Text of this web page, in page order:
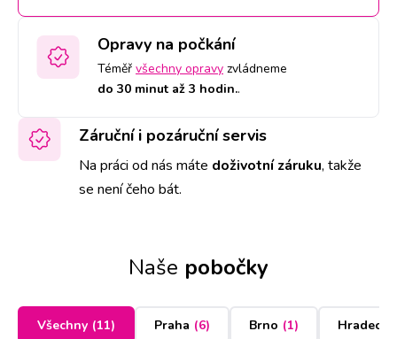
Opravy na počkání
Téměř všechny opravy zvládneme
do 30 minut až 3 hodin..
Záruční i pozáruční servis
Na práci od nás máte doživotní záruku, takže
se není čeho bát.
Naše pobočky
Všechny (11) Praha (6) Brno (1) Hradec